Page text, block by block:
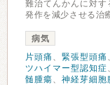
難治てんかんに対
発作を減少させる治
病気
片頭痛 、 緊張型頭痛
ツハイマー型認知症
髄腫瘍、 神経芽細胞